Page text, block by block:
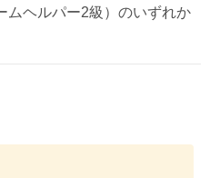
ムヘルパー2級）のいずれか